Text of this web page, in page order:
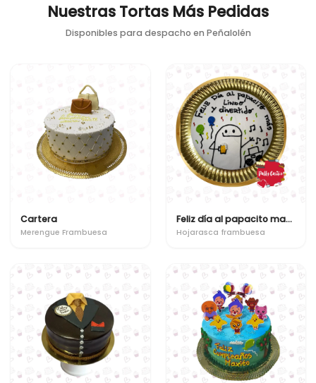
Nuestras Tortas Más Pedidas
Disponibles para despacho en Peñalolén
Cartera
Merengue Frambuesa
Feliz día al papacito mas lindo y divertido
Hojarasca frambuesa